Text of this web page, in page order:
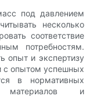
под давлением
несколько
соответствие
потребностям.
опыт и экспертизу
с опытом успешных
в нормативных
материалов и